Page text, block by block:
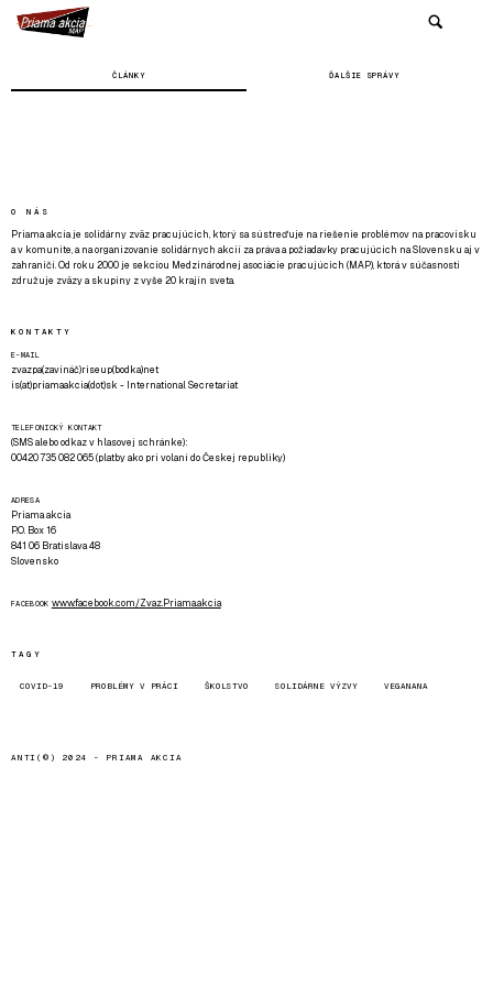
ČLÁNKY ĎALŠIE SPRÁVY
O NÁS
Priama akcia je solidárny zväz pracujúcich, ktorý sa sústreďuje na riešenie problémov na pracovisku
a v komunite, a na organizovanie solidárnych akcií za práva a požiadavky pracujúcich na Slovensku aj v
zahraničí. Od roku 2000 je sekciou Medzinárodnej asociácie pracujúcich (MAP), ktorá v súčasnosti
združuje zväzy a skupiny z vyše 20 krajín sveta.
KONTAKTY
E-MAIL
zvazpa(zavináč)riseup(bodka)net
is(at)priamaakcia(dot)sk - International Secretariat
TELEFONICKÝ KONTAKT
(SMS alebo odkaz v hlasovej schránke):
00420 735 082 065 (platby ako pri volaní do Českej republiky)
ADRESA
Priama akcia
P.O. Box 16
841 06 Bratislava 48
Slovensko
FACEBOOK www.facebook.com/Zvaz.Priama.akcia
TAGY
COVID-19 PROBLÉMY V PRÁCI ŠKOLSTVO SOLIDÁRNE VÝZVY VEGANANA
ANTI(©) 2024 - PRIAMA AKCIA